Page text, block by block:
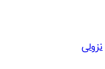
نزولی